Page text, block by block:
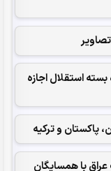
استقلال اجازه
پاکستان و ترکیه
با همسایگان